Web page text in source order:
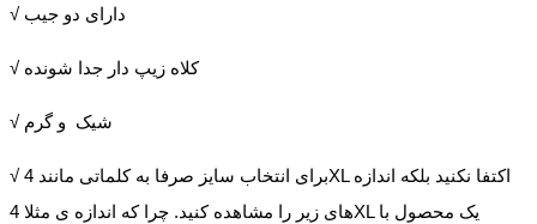
√ دارای دو جیب
√ کلاه زیپ دار جدا شونده
√ شیک و گرم
√ برای انتخاب سایز صرفا به کلماتی مانند 4XL اکتفا نکنید بلکه اندازه
های زیر را مشاهده کنید. چرا که اندازه ی مثلا 4XL یک محصول با